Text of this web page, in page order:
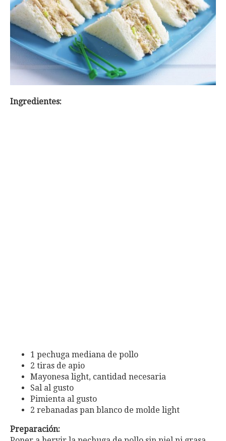
Ingredientes:
1 pechuga mediana de pollo
2 tiras de apio
Mayonesa light, cantidad necesaria
Sal al gusto
Pimienta al gusto
2 rebanadas pan blanco de molde light
Preparación: